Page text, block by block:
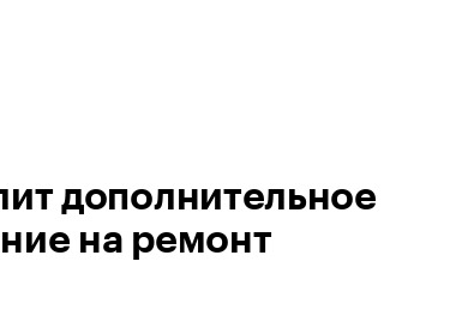
дополнительное
на ремонт